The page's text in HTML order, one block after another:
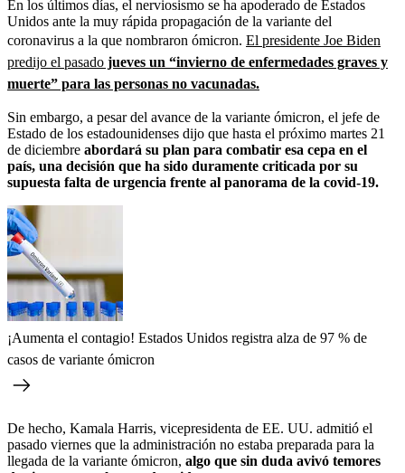
En los últimos días, el nerviosismo se ha apoderado de Estados
Unidos ante la muy rápida propagación de la variante del
coronavirus a la que nombraron ómicron. El presidente Joe Biden
predijo el pasado jueves un “invierno de enfermedades graves y
muerte” para las personas no vacunadas.
Sin embargo, a pesar del avance de la variante ómicron, el jefe de
Estado de los estadounidenses dijo que hasta el próximo martes 21
de diciembre abordará su plan para combatir esa cepa en el
país, una decisión que ha sido duramente criticada por su
supuesta falta de urgencia frente al panorama de la covid-19.
¡Aumenta el contagio! Estados Unidos registra alza de 97 % de
casos de variante ómicron
De hecho, Kamala Harris, vicepresidenta de EE. UU. admitió el
pasado viernes que la administración no estaba preparada para la
llegada de la variante ómicron, algo que sin duda avivó temores